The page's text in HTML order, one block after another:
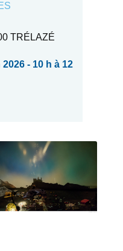
TRÉLAZÉ
- 10 h à 12